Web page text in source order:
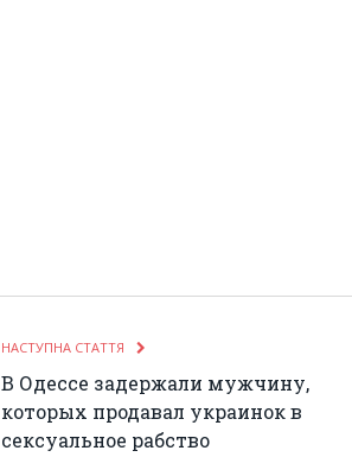
НАСТУПНА СТАТТЯ
В Одессе задержали мужчину,
которых продавал украинок в
сексуальное рабство